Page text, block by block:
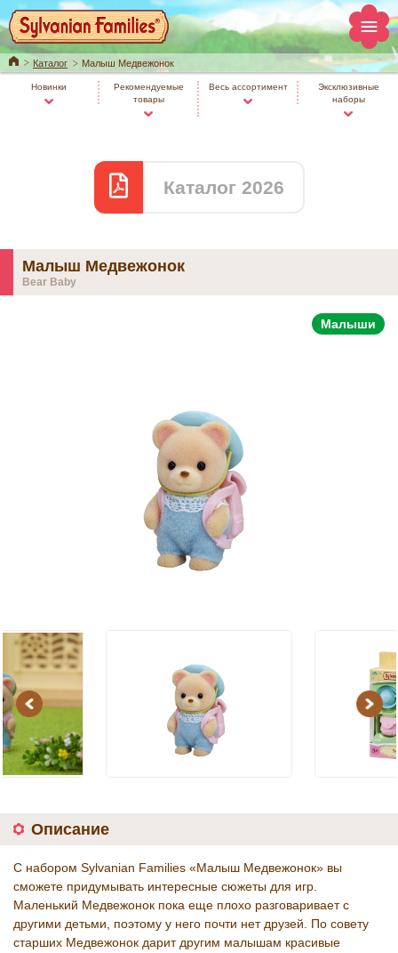
HomeКаталог Малыш Медвежонок
Новинки
Рекомендуемые
товары
Весь ассортимент
Эксклюзивные
наборы
Каталог 2026
Малыш Медвежонок
Bear Baby
Малыши
Previous Next
Описание
С набором Sylvanian Families «Малыш Медвежонок» вы
сможете придумывать интересные сюжеты для игр.
Маленький Медвежонок пока еще плохо разговаривает с
другими детьми, поэтому у него почти нет друзей. По совету
старших Медвежонок дарит другим малышам красивые